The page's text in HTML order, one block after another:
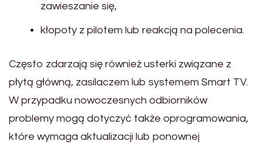
zawieszanie się,
kłopoty z pilotem lub reakcją na polecenia.
Często zdarzają się również usterki związane z
płytą główną, zasilaczem lub systemem Smart TV.
W przypadku nowoczesnych odbiorników
problemy mogą dotyczyć także oprogramowania,
które wymaga aktualizacji lub ponownej